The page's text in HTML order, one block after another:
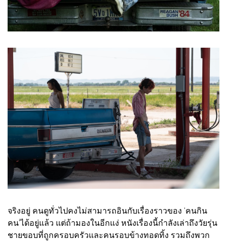
จริงอยู่ คนดูทั่วไปคงไม่สามารถอินกับเรื่องราวของ 'คนกิน
คน'ได้อยู่แล้ว แต่ถ้ามองในอีกแง่ หนังเรื่องนี้กำลังเล่าถึงวัยรุ่น
ชายขอบที่ถูกครอบครัวและคนรอบข้างทอดทิ้ง รวมถึงพวก